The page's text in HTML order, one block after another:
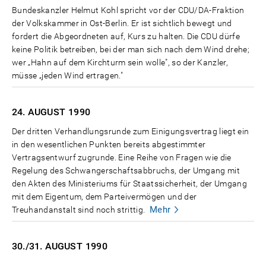
Bundeskanzler Helmut Kohl spricht vor der CDU/DA-Fraktion
der Volkskammer in Ost-Berlin. Er ist sichtlich bewegt und
fordert die Abgeordneten auf, Kurs zu halten. Die CDU dürfe
keine Politik betreiben, bei der man sich nach dem Wind drehe;
wer „Hahn auf dem Kirchturm sein wolle", so der Kanzler,
müsse „jeden Wind ertragen."
24. AUGUST 1990
Der dritten Verhandlungsrunde zum Einigungsvertrag liegt ein
in den wesentlichen Punkten bereits abgestimmter
Vertragsentwurf zugrunde. Eine Reihe von Fragen wie die
Regelung des Schwangerschaftsabbruchs, der Umgang mit
den Akten des Ministeriums für Staatssicherheit, der Umgang
mit dem Eigentum, dem Parteivermögen und der
Treuhandanstalt sind noch strittig.
Mehr
30./31. AUGUST 1990